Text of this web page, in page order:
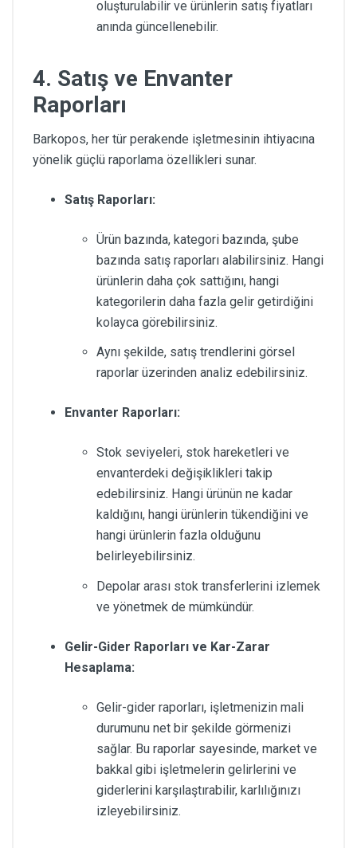
oluşturulabilir ve ürünlerin satış fiyatları
anında güncellenebilir.
4. Satış ve Envanter
Raporları
Barkopos, her tür perakende işletmesinin ihtiyacına
yönelik güçlü raporlama özellikleri sunar.
Satış Raporları:
Ürün bazında, kategori bazında, şube
bazında satış raporları alabilirsiniz. Hangi
ürünlerin daha çok sattığını, hangi
kategorilerin daha fazla gelir getirdiğini
kolayca görebilirsiniz.
Aynı şekilde, satış trendlerini görsel
raporlar üzerinden analiz edebilirsiniz.
Envanter Raporları:
Stok seviyeleri, stok hareketleri ve
envanterdeki değişiklikleri takip
edebilirsiniz. Hangi ürünün ne kadar
kaldığını, hangi ürünlerin tükendiğini ve
hangi ürünlerin fazla olduğunu
belirleyebilirsiniz.
Depolar arası stok transferlerini izlemek
ve yönetmek de mümkündür.
Gelir-Gider Raporları ve Kar-Zarar
Hesaplama:
Gelir-gider raporları, işletmenizin mali
durumunu net bir şekilde görmenizi
sağlar. Bu raporlar sayesinde, market ve
bakkal gibi işletmelerin gelirlerini ve
giderlerini karşılaştırabilir, karlılığınızı
izleyebilirsiniz.